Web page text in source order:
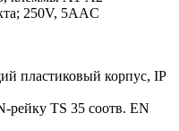
250V, 5AAC
пластиковый корпус, IP
TS 35 соотв. EN